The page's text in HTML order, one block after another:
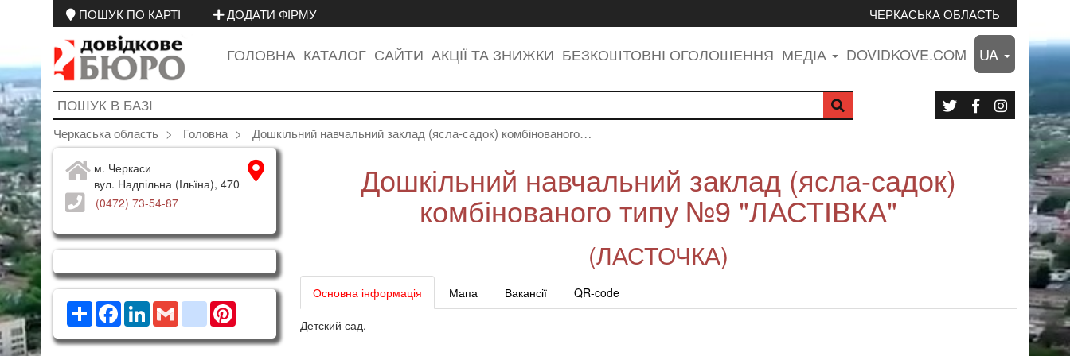
ПОШУК ПО КАРТІ ДОДАТИ ФІРМУ ЧЕРКАСЬКА ОБЛАСТЬ
ГОЛОВНА КАТАЛОГ САЙТИ АКЦІЇ ТА ЗНИЖКИ БЕЗКОШТОВНІ ОГОЛОШЕННЯ МЕДІА DOVIDKOVE.COM UA
Черкаська область Головна Дошкільний навчальний заклад (ясла-садок) комбінованого…
м. Черкаси
вул. Надпільна (Ільїна), 470
(0472) 73-54-87
РесурсFacebook
LinkedInGmailgoogle_bookmarks
Pinterest
Дошкільний навчальний заклад (ясла-садок)
комбінованого типу №9 "ЛАСТІВКА"
(ЛАСТОЧКА)
Основна інформація Мапа Вакансії QR-code
Детский сад.